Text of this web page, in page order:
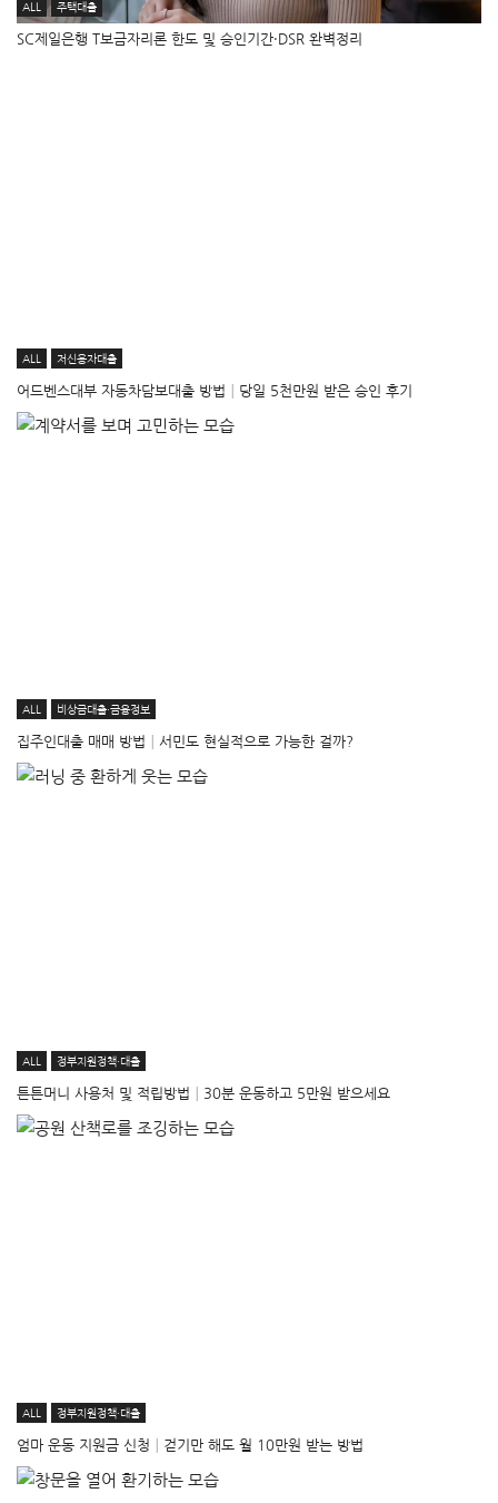
ALL 주택대출
SC제일은행 T보금자리론 한도 및 승인기간·DSR 완벽정리
ALL 저신용자대출
어드벤스대부 자동차담보대출 방법│당일 5천만원 받은 승인 후기
ALL 비상금대출·금융정보
집주인대출 매매 방법│서민도 현실적으로 가능한 걸까?
ALL 정부지원정책·대출
튼튼머니 사용처 및 적립방법│30분 운동하고 5만원 받으세요
ALL 정부지원정책·대출
엄마 운동 지원금 신청│걷기만 해도 월 10만원 받는 방법